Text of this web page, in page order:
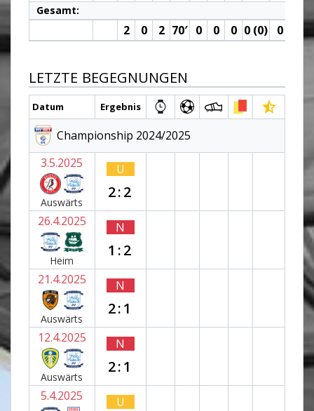
Gesamt:
2 0 2 70′ 0 0 0 0 (0) 0
LETZTE BEGEGNUNGEN
Datum Ergebnis
Championship 2024/2025
3.5.2025
Auswärts
U
2:2
26.4.2025
Heim
N
1:2
21.4.2025
Auswärts
N
2:1
12.4.2025
Auswärts
N
2:1
5.4.2025 U